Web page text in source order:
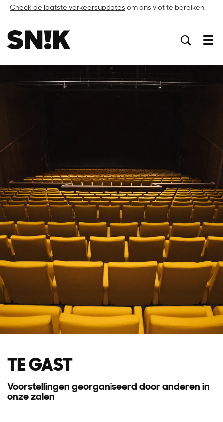
Check de laatste verkeersupdates om ons vlot te bereiken.
Menu
TE GAST
Voorstellingen georganiseerd door anderen in
onze zalen